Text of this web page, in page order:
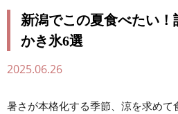
新潟でこの夏食べたい
かき氷6選
2025.06.26
暑さが本格化する季節、涼を求めて